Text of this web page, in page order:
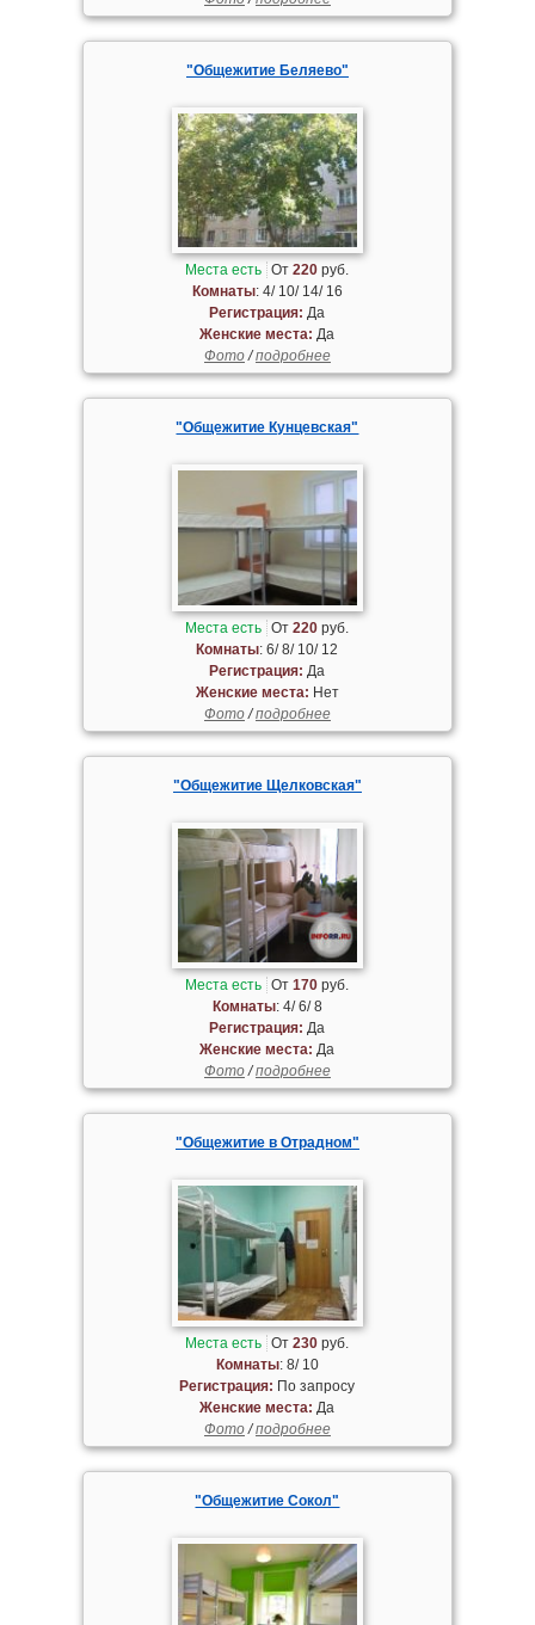
"Общежитие Беляево"
Места есть От220 руб.
Комнаты: 4/ 10/ 14/ 16
Регистрация: Да
Женские места: Да
Фото/подробнее
"Общежитие Кунцевская"
Места есть От220 руб.
Комнаты: 6/ 8/ 10/ 12
Регистрация: Да
Женские места: Нет
Фото/подробнее
"Общежитие Щелковская"
Места есть От170 руб.
Комнаты: 4/ 6/ 8
Регистрация: Да
Женские места: Да
Фото/подробнее
"Общежитие в Отрадном"
Места есть От230 руб.
Комнаты: 8/ 10
Регистрация: По запросу
Женские места: Да
Фото/подробнее
"Общежитие Сокол"